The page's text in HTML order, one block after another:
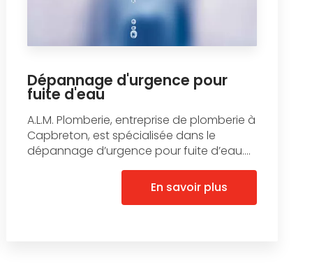
Dépannage d'urgence pour
fuite d'eau
A.L.M. Plomberie, entreprise de plomberie à
Capbreton, est spécialisée dans le
dépannage d’urgence pour fuite d’eau....
En savoir plus